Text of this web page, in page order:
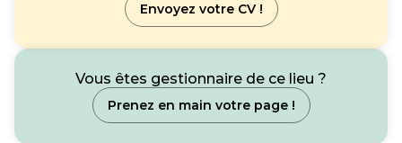
Envoyez votre CV !
Vous êtes gestionnaire de ce lieu ?
Prenez en main votre page !